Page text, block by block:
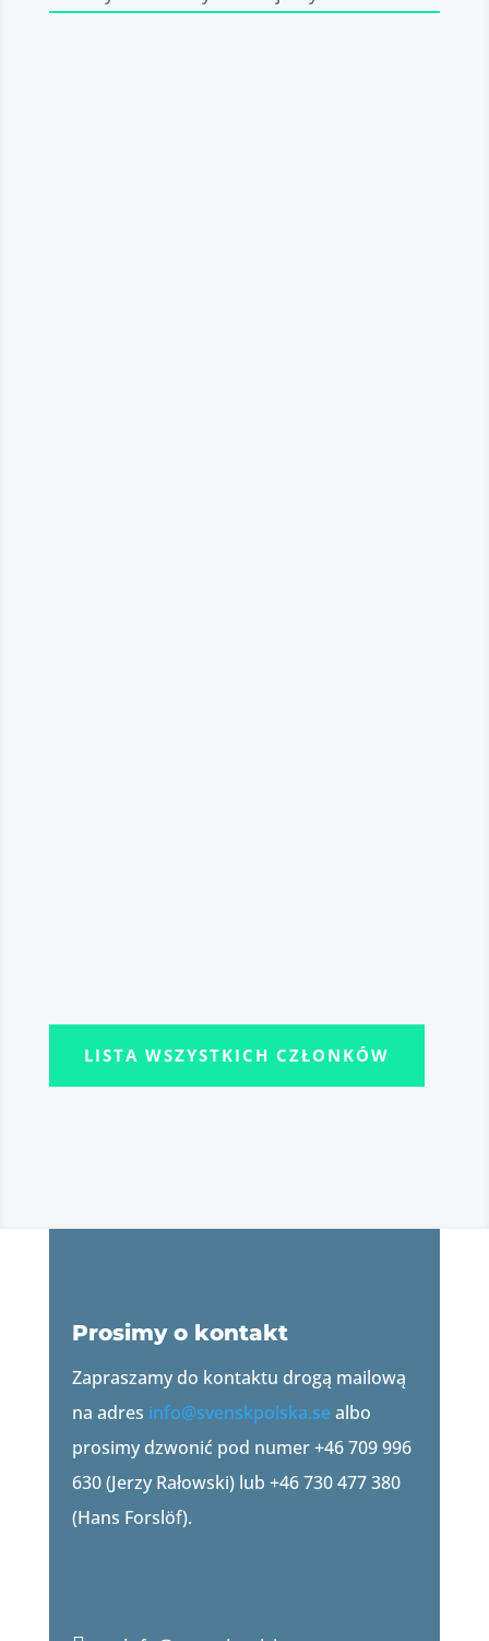
LISTA WSZYSTKICH CZŁONKÓW
Prosimy o kontakt
Zapraszamy do kontaktu drogą mailową
na adres info@svenskpolska.sealbo
prosimy dzwonić pod numer +46 709 996
630 (Jerzy Rałowski) lub +46 730 477 380
(Hans Forslöf).